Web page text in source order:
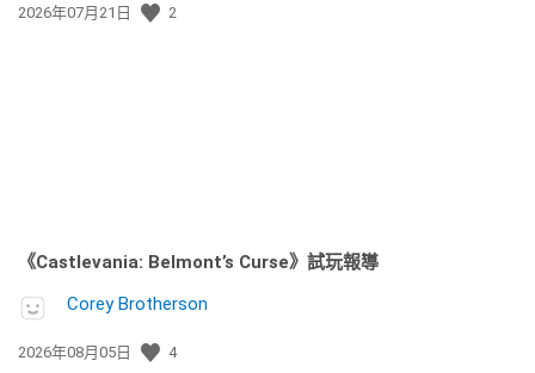
發
2026年07月21日 2
《Castlevania: Belmont’s Curse》試玩報導
Corey Brotherson
發
2026年08月05日 4